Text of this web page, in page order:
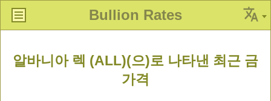
Bullion Rates
알바니아 렉 (ALL)(으)로 나타낸 최근 금
가격